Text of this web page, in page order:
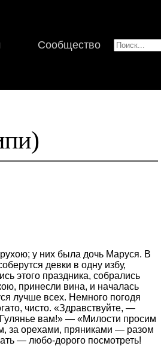
Сообщество
у них была дочь Маруся. В
девки в одну избу,
этого праздника, собрались
принесли вина, и началась
лучше всех. Немного погодя
чисто. «Здравствуйте, —
вам!» — «Милости просим
за орехами, пряниками — разом
— любо-дорого посмотреть!